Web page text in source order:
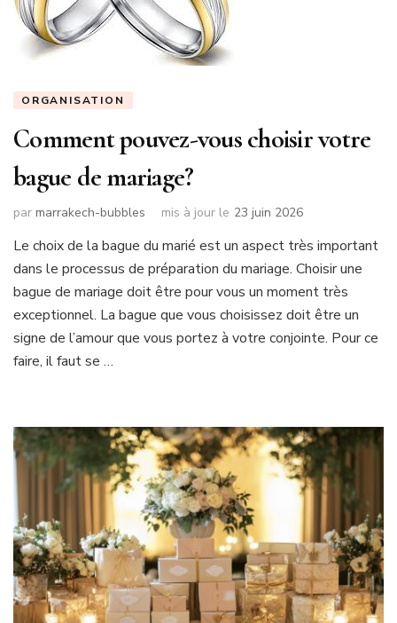
ORGANISATION
Comment pouvez-vous choisir votre
bague de mariage?
par marrakech-bubbles mis à jour le 23 juin 2026
Le choix de la bague du marié est un aspect très important
dans le processus de préparation du mariage. Choisir une
bague de mariage doit être pour vous un moment très
exceptionnel. La bague que vous choisissez doit être un
signe de l’amour que vous portez à votre conjointe. Pour ce
faire, il faut se …